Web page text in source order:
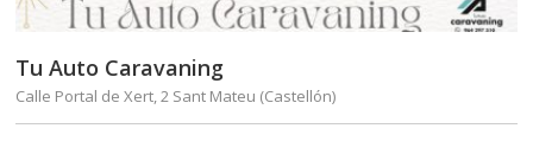
Tu Auto Caravaning
Calle Portal de Xert, 2 Sant Mateu (Castellón)